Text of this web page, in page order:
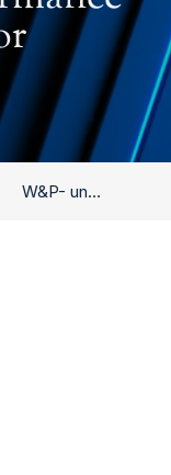
W&P- und ZVEI-Benchmark "Fit for the Future 2013": Vertriebsperformance als Erfolgsfaktor unterschätzt